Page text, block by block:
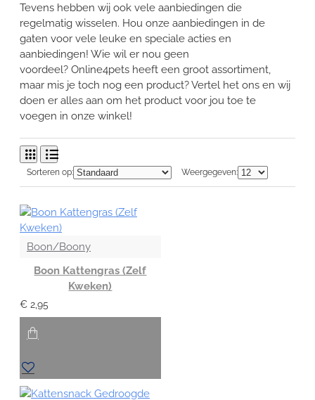
Tevens hebben wij ook vele aanbiedingen die
regelmatig wisselen. Hou onze aanbiedingen in de
gaten voor vele leuke en speciale acties en
aanbiedingen! Wie wil er nou geen
voordeel? Online4pets heeft een groot assortiment,
maar mis je toch nog een product? Vertel het ons en wij
doen er alles aan om het product voor jou toe te
voegen in onze winkel!
Sorteren op: Weergegeven:
Boon/Boony
Boon Kattengras (Zelf
Kweken)
€ 2,95